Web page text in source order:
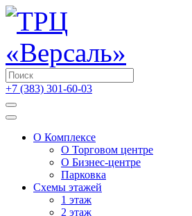
+7 (383) 301-60-03
О Комплексе
О Торговом центре
О Бизнес-центре
Парковка
Схемы этажей
1 этаж
2 этаж